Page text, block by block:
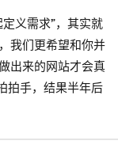
义需求”，其实就
我们更希望和你并
出来的网站才会真
拍手，结果半年后